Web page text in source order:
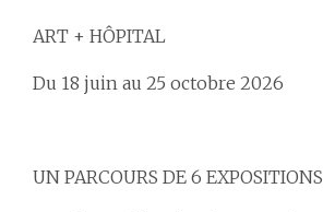
ART + HÔPITAL
Du 18 juin au 25 octobre 2026
UN PARCOURS DE 6 EXPOSITIONS